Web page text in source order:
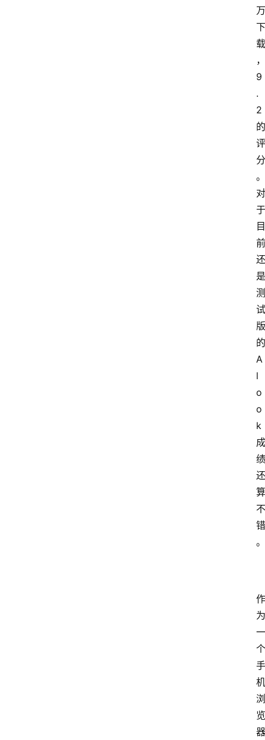
万
下
载
，
9
.
2
的
评
分
。
对
于
目
前
还
是
测
试
版
的
A
l
o
o
k
成
绩
还
算
不
错
。
作
为
一
个
手
机
浏
览
器